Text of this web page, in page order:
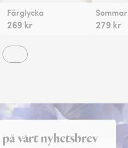
Färglycka
269 kr 279 kr
nyhetsbrev
vårt nyhetsbrev